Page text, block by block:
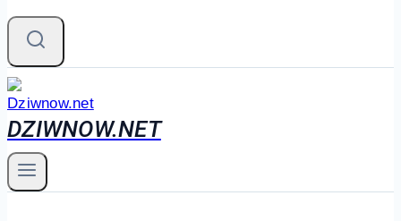
DZIWNOW.NET